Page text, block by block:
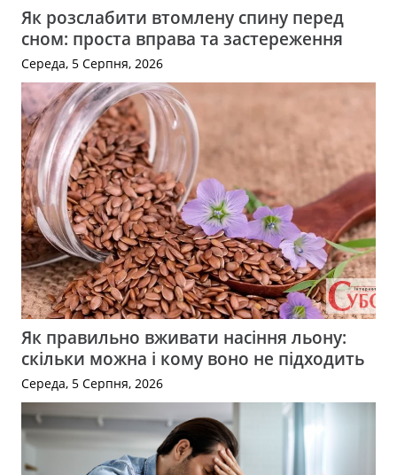
Як розслабити втомлену спину перед
сном: проста вправа та застереження
Середа, 5 Серпня, 2026
Як правильно вживати насіння льону:
скільки можна і кому воно не підходить
Середа, 5 Серпня, 2026